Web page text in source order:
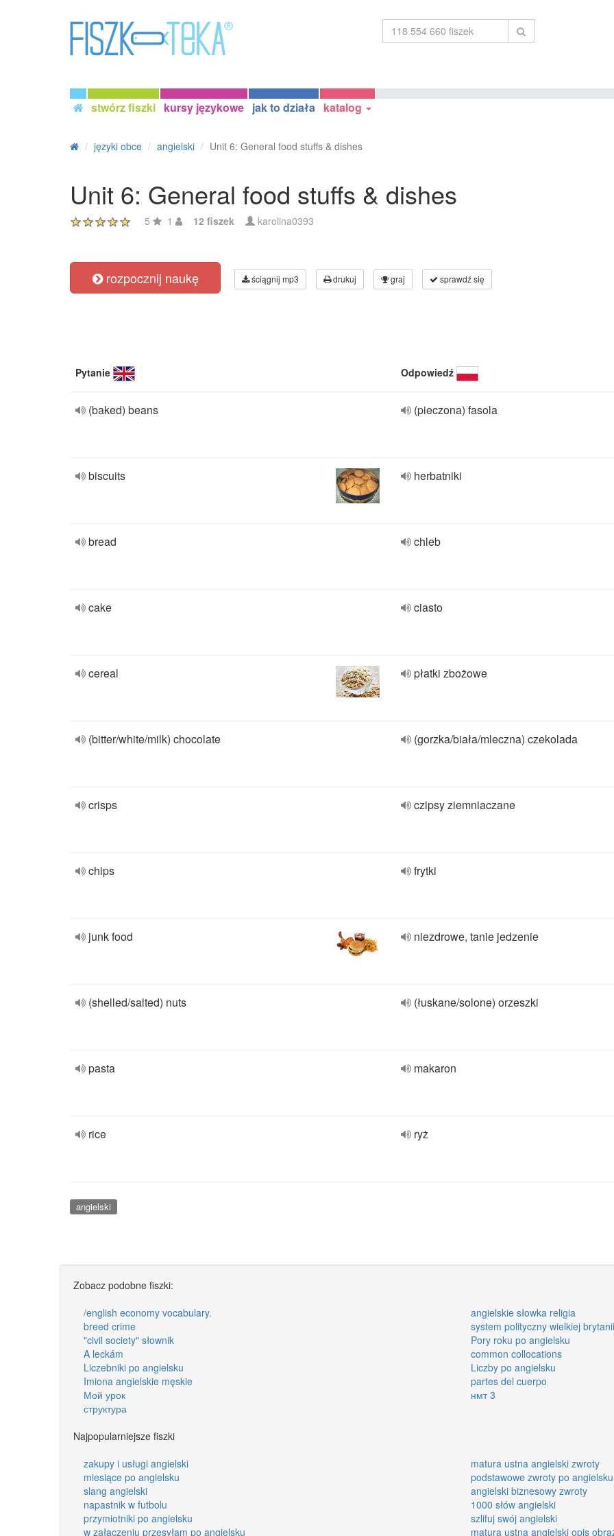
stwórz fiszki kursy językowe jak to działa katalog
języki obce angielski Unit 6: General food stuffs & dishes
Unit 6: General food stuffs & dishes
5 1 12 fiszek karolina0393
rozpocznij naukę ściągnij mp3 drukuj graj sprawdź się
Pytanie Odpowiedź
(baked) beans (pieczona) fasola
biscuits herbatniki
bread chleb
cake ciasto
cereal płatki zbożowe
(bitter/white/milk) chocolate (gorzka/biała/mleczna) czekolada
crisps czipsy ziemniaczane
chips frytki
junk food niezdrowe, tanie jedzenie
(shelled/salted) nuts (łuskane/solone) orzeszki
pasta makaron
rice ryż
angielski
Zobacz podobne fiszki:
/english economy vocabulary.
angielskie słowka religia
breed crime
system polityczny wielkiej brytanii
"civil society" słownik
Pory roku po angielsku
A leckám
common collocations
Liczebniki po angielsku
Liczby po angielsku
Imiona angielskie męskie
partes del cuerpo
Мой урок
нмт 3
структура
Najpopularniejsze fiszki
zakupy i usługi angielski
matura ustna angielski zwroty
miesiące po angielsku
podstawowe zwroty po angielsku
slang angielski
angielski biznesowy zwroty
napastnik w futbolu
1000 słów angielski
przymiotniki po angielsku
szlifuj swój angielski
w załączeniu przesyłam po angielsku
matura ustna angielski opis